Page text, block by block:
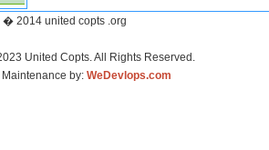
� 2014 united copts .org
United Copts. All Rights Reserved.
by: WeDevlops.com